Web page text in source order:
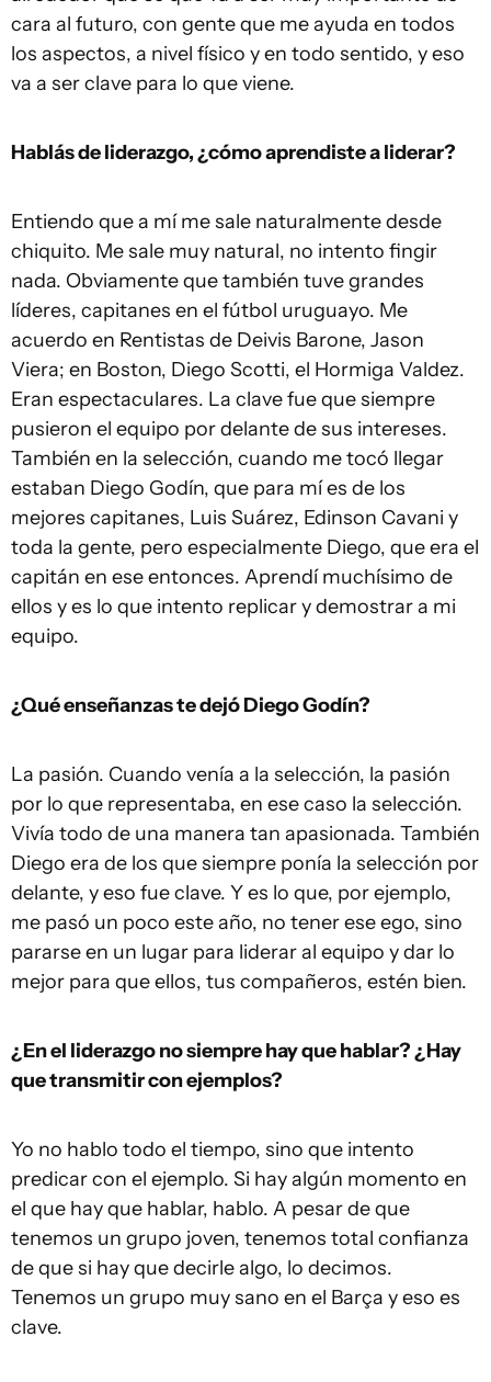
cara al futuro, con gente que me ayuda en todos
los aspectos, a nivel físico y en todo sentido, y eso
va a ser clave para lo que viene.
Hablás de liderazgo, ¿cómo aprendiste a liderar?
Entiendo que a mí me sale naturalmente desde
chiquito. Me sale muy natural, no intento fingir
nada. Obviamente que también tuve grandes
líderes, capitanes en el fútbol uruguayo. Me
acuerdo en Rentistas de Deivis Barone, Jason
Viera; en Boston, Diego Scotti, el Hormiga Valdez.
Eran espectaculares. La clave fue que siempre
pusieron el equipo por delante de sus intereses.
También en la selección, cuando me tocó llegar
estaban Diego Godín, que para mí es de los
mejores capitanes, Luis Suárez, Edinson Cavani y
toda la gente, pero especialmente Diego, que era el
capitán en ese entonces. Aprendí muchísimo de
ellos y es lo que intento replicar y demostrar a mi
equipo.
¿Qué enseñanzas te dejó Diego Godín?
La pasión. Cuando venía a la selección, la pasión
por lo que representaba, en ese caso la selección.
Vivía todo de una manera tan apasionada. También
Diego era de los que siempre ponía la selección por
delante, y eso fue clave. Y es lo que, por ejemplo,
me pasó un poco este año, no tener ese ego, sino
pararse en un lugar para liderar al equipo y dar lo
mejor para que ellos, tus compañeros, estén bien.
¿En el liderazgo no siempre hay que hablar? ¿Hay
que transmitir con ejemplos?
Yo no hablo todo el tiempo, sino que intento
predicar con el ejemplo. Si hay algún momento en
el que hay que hablar, hablo. A pesar de que
tenemos un grupo joven, tenemos total confianza
de que si hay que decirle algo, lo decimos.
Tenemos un grupo muy sano en el Barça y eso es
clave.